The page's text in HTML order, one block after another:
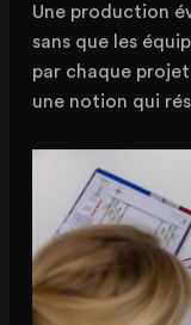
Une production
sans que les
par chaque
une notion qui